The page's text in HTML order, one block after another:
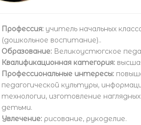
Профессия:учитель начальных
(дошкольное воспитание)..
Образование: Великоустюгское
Квалификационная категория:
Профессиональные интересы:
педагогической культуры,
технологии, изготовление
детьми.
Увлечение:рисование, рукоделие.